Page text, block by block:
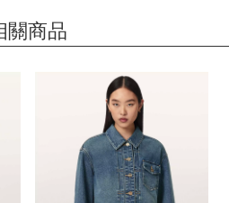
關商品